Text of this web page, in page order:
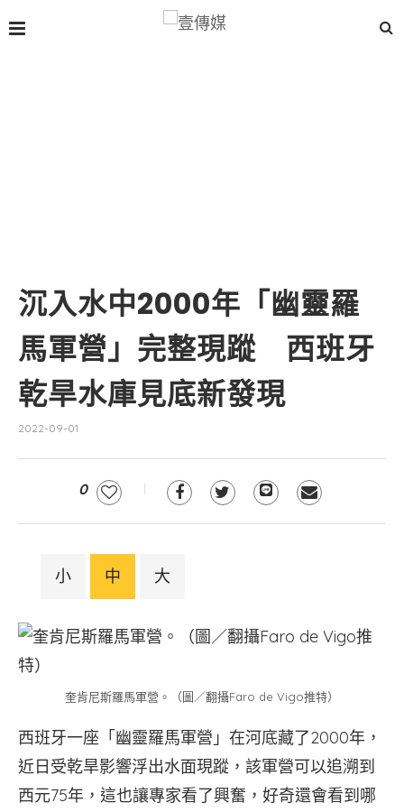
沉入水中2000年「幽靈羅
馬軍營」完整現蹤 西班牙
乾旱水庫見底新發現
2022-09-01
0
小 中 大
奎肯尼斯羅馬軍營。（圖／翻攝Faro de Vigo推特）
西班牙一座「幽靈羅馬軍營」在河底藏了2000年，
近日受乾旱影響浮出水面現蹤，該軍營可以追溯到
西元75年，這也讓專家看了興奮，好奇還會看到哪